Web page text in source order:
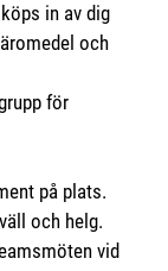
in av dig
och
för
på plats.
och helg.
vid